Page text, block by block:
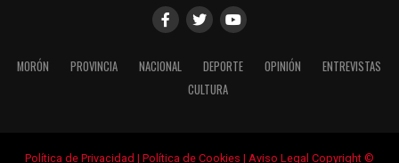
MORÓN PROVINCIA NACIONAL DEPORTE OPINIÓN
ENTREVISTAS
CULTURA
Política de Privacidad | Política de Cookies | Aviso Legal Copyright ©